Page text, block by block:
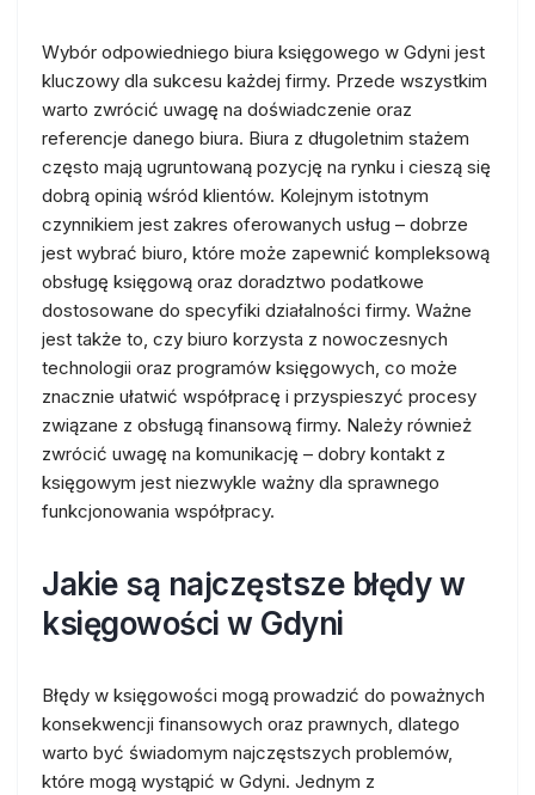
Wybór odpowiedniego biura księgowego w Gdyni jest
kluczowy dla sukcesu każdej firmy. Przede wszystkim
warto zwrócić uwagę na doświadczenie oraz
referencje danego biura. Biura z długoletnim stażem
często mają ugruntowaną pozycję na rynku i cieszą się
dobrą opinią wśród klientów. Kolejnym istotnym
czynnikiem jest zakres oferowanych usług – dobrze
jest wybrać biuro, które może zapewnić kompleksową
obsługę księgową oraz doradztwo podatkowe
dostosowane do specyfiki działalności firmy. Ważne
jest także to, czy biuro korzysta z nowoczesnych
technologii oraz programów księgowych, co może
znacznie ułatwić współpracę i przyspieszyć procesy
związane z obsługą finansową firmy. Należy również
zwrócić uwagę na komunikację – dobry kontakt z
księgowym jest niezwykle ważny dla sprawnego
funkcjonowania współpracy.
Jakie są najczęstsze błędy w
księgowości w Gdyni
Błędy w księgowości mogą prowadzić do poważnych
konsekwencji finansowych oraz prawnych, dlatego
warto być świadomym najczęstszych problemów,
które mogą wystąpić w Gdyni. Jednym z